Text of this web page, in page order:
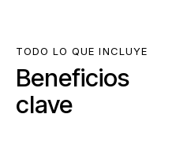
TODO LO QUE INCLUYE
Beneficios
clave